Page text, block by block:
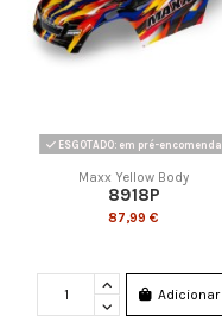
ESGOTADO: em pré-encomenda
Maxx Yellow Body
8918P
87,99 €
Adicionar